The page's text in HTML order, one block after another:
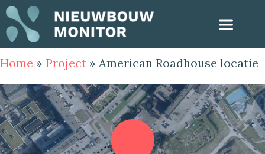
Home » Project » American Roadhouse locatie